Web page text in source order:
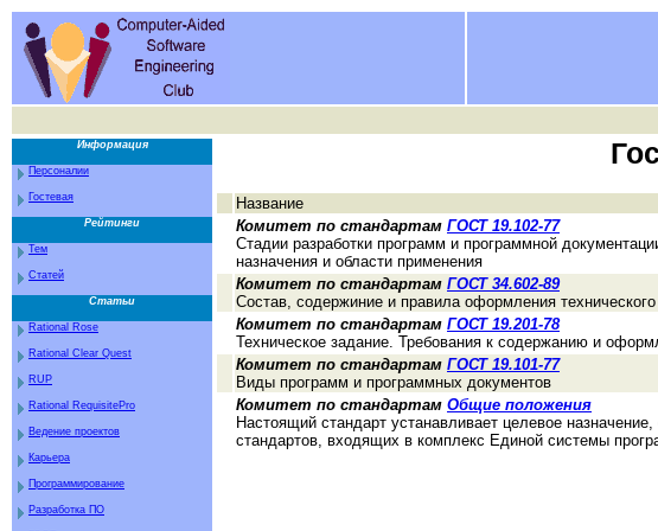
Информация
Персоналии
Гостевая
Рейтинги
Тем
Статей
Статьи
Rational Rose
Rational Clear Quest
RUP
Rational RequisitePro
Ведение проектов
Карьера
Программирование
Разработка ПО
Название
Комитет по стандартам ГОСТ 19.102-77
Cтадии разработки программ и программной
назначения и области применения
Комитет по стандартам ГОСТ 34.602-89
Состав, содержиние и правила оформления
Комитет по стандартам ГОСТ 19.201-78
Техническое задание. Требования к содержанию и
Комитет по стандартам ГОСТ 19.101-77
Виды программ и программных документов
Комитет по стандартам Общие положения
Настоящий стандарт устанавливает целевое
стандартов, входящих в комплекс Единой системы